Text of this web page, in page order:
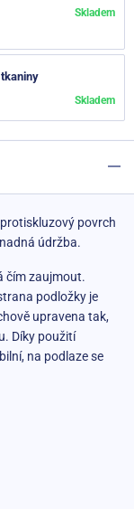
Skladem
Skladem
povrch
údržba.
čím zaujmout.
podložky je
upravena tak,
Díky použití
na podlaze se